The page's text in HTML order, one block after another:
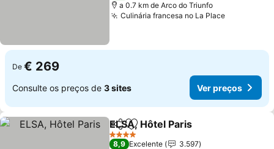
a 0.7 km de Arco do Triunfo
Culinária francesa no La Place
De € 269
Consulte os preços de 3 sites Ver preços
PartilharAdicionar aos favoritos
ELSA, Hôtel Paris
4 Estrelas
8,9 Excelente
3.597